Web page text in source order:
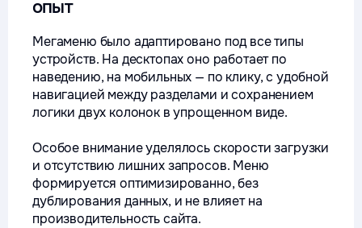
опыт
Мегаменю было адаптировано под все типы
устройств. На десктопах оно работает по
наведению, на мобильных — по клику, с удобной
навигацией между разделами и сохранением
логики двух колонок в упрощенном виде.
Особое внимание уделялось скорости загрузки
и отсутствию лишних запросов. Меню
формируется оптимизированно, без
дублирования данных, и не влияет на
производительность сайта.